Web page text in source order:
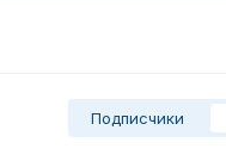
Подписчики